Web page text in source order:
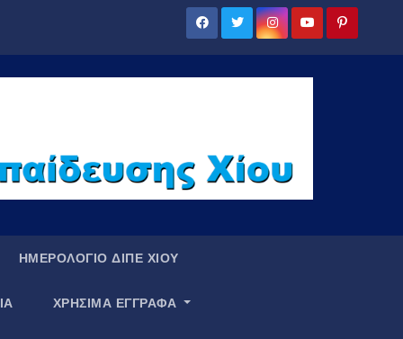
ΗΜΕΡΟΛΟΓΙΟ ΔΙΠΕ ΧΙΟΥ
ΧΡΗΣΙΜΑ ΕΓΓΡΑΦΑ